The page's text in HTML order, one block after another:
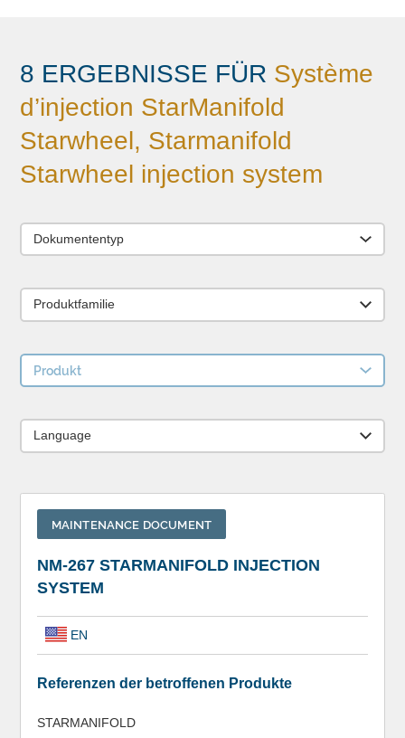
8 ERGEBNISSE FÜR Système
d’injection StarManifold
Starwheel, Starmanifold
Starwheel injection system
Dokumententyp
Produktfamilie
Produkt
Language
MAINTENANCE DOCUMENT
NM-267 STARMANIFOLD INJECTION
SYSTEM
EN
Referenzen der betroffenen Produkte
STARMANIFOLD